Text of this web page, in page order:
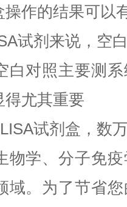
作的结果可以
试剂来说，空
白对照主要测
得尤其重要
试剂盒，数
物学、分子免
域。为了节省